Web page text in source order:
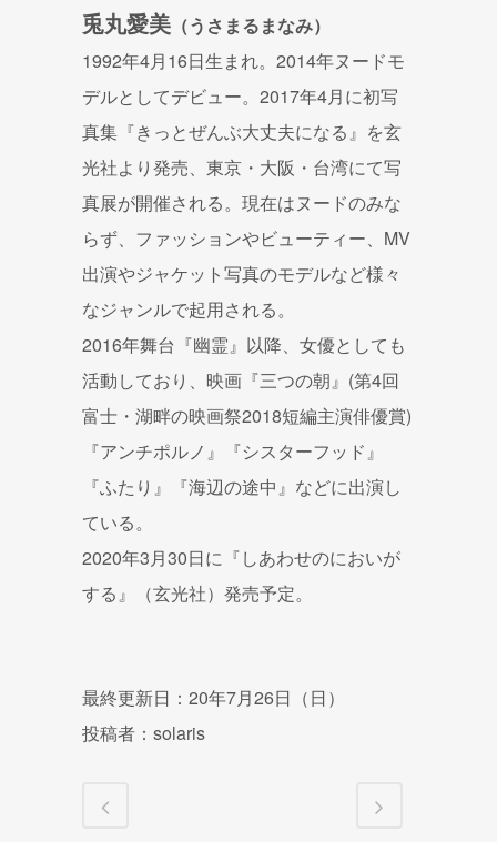
兎丸愛美 （うさまるまなみ）
1992年4月16日生まれ。2014年ヌードモ
デルとしてデビュー。2017年4月に初写
真集『きっとぜんぶ大丈夫になる』を玄
光社より発売、東京・大阪・台湾にて写
真展が開催される。現在はヌードのみな
らず、ファッションやビューティー、MV
出演やジャケット写真のモデルなど様々
なジャンルで起用される。
2016年舞台『幽霊』以降、女優としても
活動しており、映画『三つの朝』(第4回
富士・湖畔の映画祭2018短編主演俳優賞)
『アンチポルノ』『シスターフッド』
『ふたり』『海辺の途中』などに出演し
ている。
2020年3月30日に『しあわせのにおいが
する』（玄光社）発売予定。
最終更新日：20年7月26日（日）
投稿者：solaris